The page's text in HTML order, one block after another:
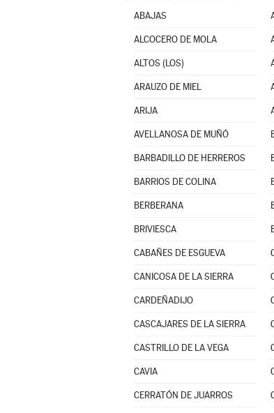
ABAJAS
ALCOCERO DE MOLA
ALTOS (LOS)
ARAUZO DE MIEL
ARIJA
AVELLANOSA DE MUÑÓ
BARBADILLO DE HERREROS
BARRIOS DE COLINA
BERBERANA
BRIVIESCA
CABAÑES DE ESGUEVA
CANICOSA DE LA SIERRA
CARDEÑADIJO
CASCAJARES DE LA SIERRA
CASTRILLO DE LA VEGA
CAVIA
CERRATÓN DE JUARROS